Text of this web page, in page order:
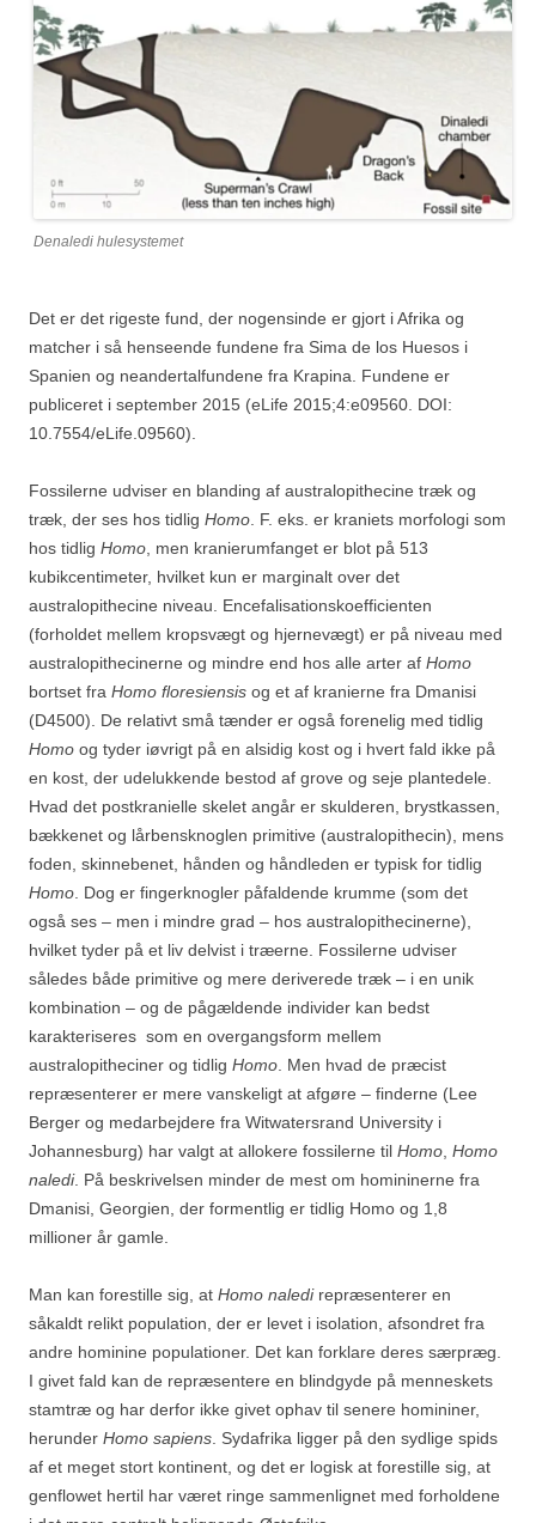
Denaledi hulesystemet
Det er det rigeste fund, der nogensinde er gjort i Afrika og
matcher i så henseende fundene fra Sima de los Huesos i
Spanien og neandertalfundene fra Krapina. Fundene er
publiceret i september 2015 (eLife 2015;4:e09560. DOI:
10.7554/eLife.09560).
Fossilerne udviser en blanding af australopithecine træk og
træk, der ses hos tidlig Homo . F. eks. er kraniets morfologi som
hos tidlig Homo , men kranierumfanget er blot på 513
kubikcentimeter, hvilket kun er marginalt over det
australopithecine niveau. Encefalisationskoefficienten
(forholdet mellem kropsvægt og hjernevægt) er på niveau med
australopithecinerne og mindre end hos alle arter af Homo
bortset fra Homo floresiensis og et af kranierne fra Dmanisi
(D4500). De relativt små tænder er også forenelig med tidlig
Homo og tyder iøvrigt på en alsidig kost og i hvert fald ikke på
en kost, der udelukkende bestod af grove og seje plantedele.
Hvad det postkranielle skelet angår er skulderen, brystkassen,
bækkenet og lårbensknoglen primitive (australopithecin), mens
foden, skinnebenet, hånden og håndleden er typisk for tidlig
Homo . Dog er fingerknogler påfaldende krumme (som det
også ses – men i mindre grad – hos australopithecinerne),
hvilket tyder på et liv delvist i træerne. Fossilerne udviser
således både primitive og mere deriverede træk – i en unik
kombination – og de pågældende individer kan bedst
karakteriseres som en overgangsform mellem
australopitheciner og tidlig Homo . Men hvad de præcist
repræsenterer er mere vanskeligt at afgøre – finderne (Lee
Berger og medarbejdere fra Witwatersrand University i
Johannesburg) har valgt at allokere fossilerne til Homo Homo
naledi. På beskrivelsen minder de mest om homininerne fra
Dmanisi, Georgien, der formentlig er tidlig Homo og 1,8
millioner år gamle.
Man kan forestille sig, at Homo naledirepræsenterer en
såkaldt relikt population, der er levet i isolation, afsondret fra
andre hominine populationer. Det kan forklare deres særpræg.
I givet fald kan de repræsentere en blindgyde på menneskets
stamtræ og har derfor ikke givet ophav til senere homininer,
herunder Homo sapiens . Sydafrika ligger på den sydlige spids
af et meget stort kontinent, og det er logisk at forestille sig, at
genflowet hertil har været ringe sammenlignet med forholdene